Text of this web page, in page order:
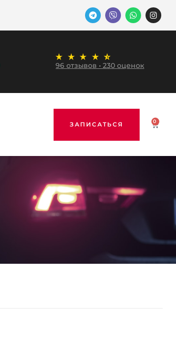
96 отзывов • 230 оценок
ЗАПИСАТЬСЯ 0